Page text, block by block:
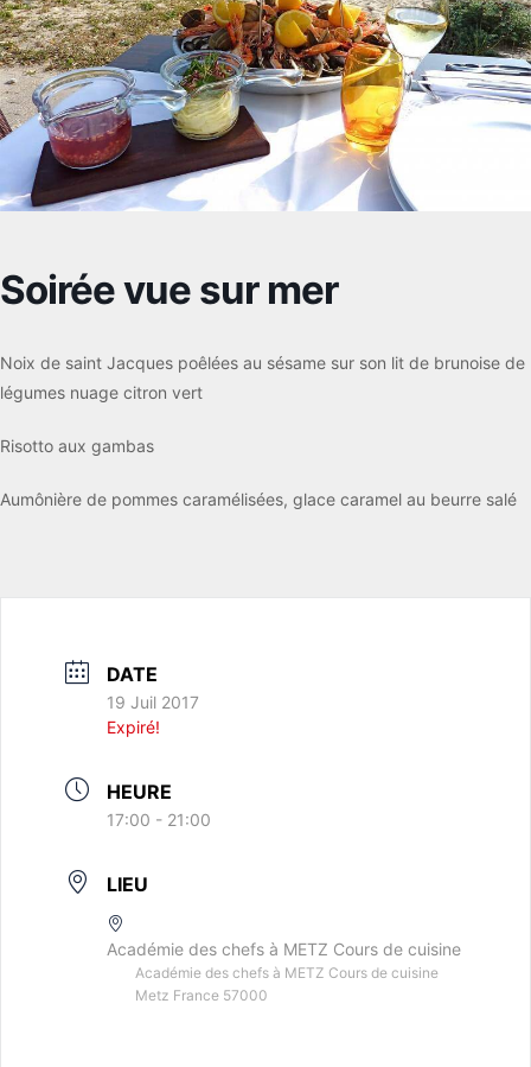
Soirée vue sur mer
Noix de saint Jacques poêlées au sésame sur son lit de brunoise de
légumes nuage citron vert
Risotto aux gambas
Aumônière de pommes caramélisées, glace caramel au beurre salé
DATE
19 Juil 2017
Expiré!
HEURE
17:00 - 21:00
LIEU
Académie des chefs à METZ Cours de cuisine
Académie des chefs à METZ Cours de cuisine
Metz France 57000